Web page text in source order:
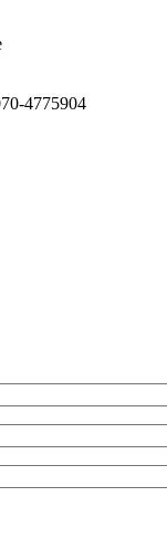
4775904